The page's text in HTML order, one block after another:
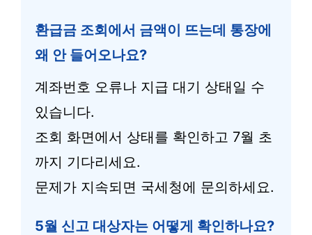
환급금 조회에서 금액이 뜨는데 통장에
왜 안 들어오나요?
계좌번호 오류나 지급 대기 상태일 수
있습니다.
조회 화면에서 상태를 확인하고 7월 초
까지 기다리세요.
문제가 지속되면 국세청에 문의하세요.
5월 신고 대상자는 어떻게 확인하나요?